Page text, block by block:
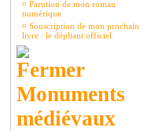
¤ Parution de mon roman
numérique
¤ Souscription de mon prochain
livre : le dépliant officiel
Monuments
médiévaux